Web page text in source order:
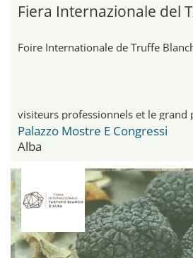
Fiera Internazionale del
Foire Internationale de Truffe
visiteurs professionnels et le grand
Palazzo Mostre E Congressi
Alba